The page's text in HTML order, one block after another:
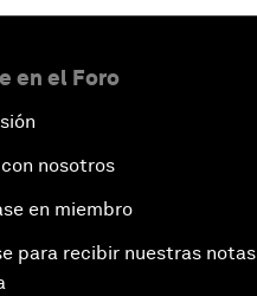
en el Foro
nosotros
en miembro
para recibir nuestras notas